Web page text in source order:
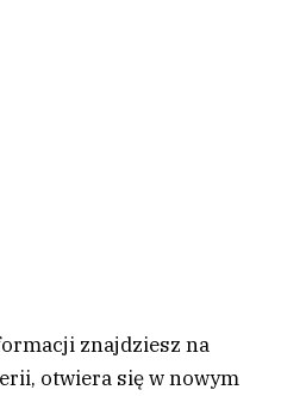
znajdziesz na
, otwiera się w nowym